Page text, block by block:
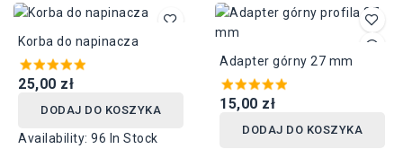
mm, dostępny w dwóch
mm.
Korba do napinacza
25,00 zł
DODAJ DO KOSZYKA
Availability: 96 In Stock
Adapter górny 27 mm
15,00 zł
DODAJ DO KOSZYKA